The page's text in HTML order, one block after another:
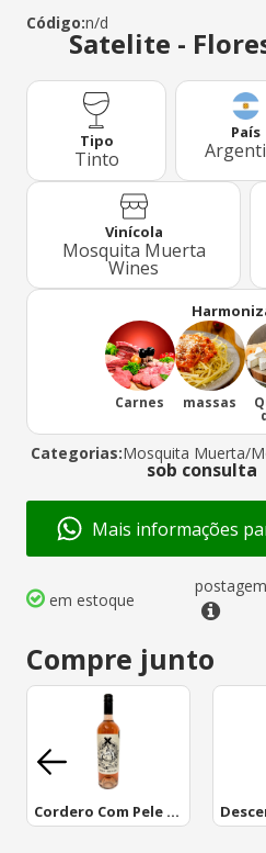
Código:n/d
Satelite -
Tipo
Tinto
País
Vinícola
Mosquita Muerta
Wines
Carnes massas
Categorias:Mosquita Muerta/
sob consulta
Mais informações
em estoque
Compre junto
Cordero Com Pele De Lobo Rose